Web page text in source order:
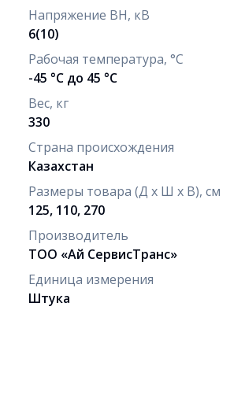
Напряжение ВН, кВ
6(10)
Рабочая температура, °С
-45 °С до 45 °С
Вес, кг
330
Страна происхождения
Казахстан
Размеры товара (Д х Ш х В), см
125, 110, 270
Производитель
ТОО «Ай СервисТранс»
Единица измерения
Штука